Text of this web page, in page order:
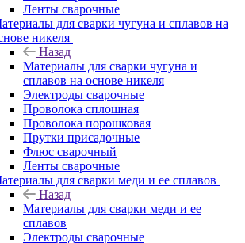
Ленты сварочные
для сварки чугуна и сплавов на
никеля
Назад
Материалы для сварки чугуна и
сплавов на основе никеля
Электроды сварочные
Проволока сплошная
Проволока порошковая
Прутки присадочные
Флюс сварочный
Ленты сварочные
для сварки меди и ее сплавов
Назад
Материалы для сварки меди и ее
сплавов
Электроды сварочные